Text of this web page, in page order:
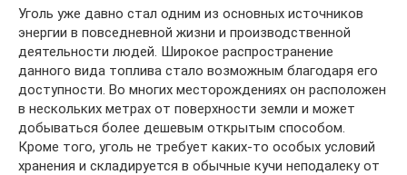
Уголь уже давно стал одним из основных источников
энергии в повседневной жизни и производственной
деятельности людей. Широкое распространение
данного вида топлива стало возможным благодаря его
доступности. Во многих месторождениях он расположен
в нескольких метрах от поверхности земли и может
добываться более дешевым открытым способом.
Кроме того, уголь не требует каких-то особых условий
хранения и складируется в обычные кучи неподалеку от